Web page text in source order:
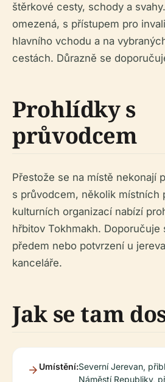
štěrkové cesty, schody a
omezená, s přístupem pro
hlavního vchodu a na
cestách. Důrazně se
Prohlídky s
průvodcem
Přestože se na místě nekonají
s průvodcem, několik místních
kulturních organizací nabízí
hřbitov Tokhmakh. Doporučuje
předem nebo potvrzení u
kanceláře.
Jak se tam
Umístění:Severní Jerevan,
Náměstí Republiky,